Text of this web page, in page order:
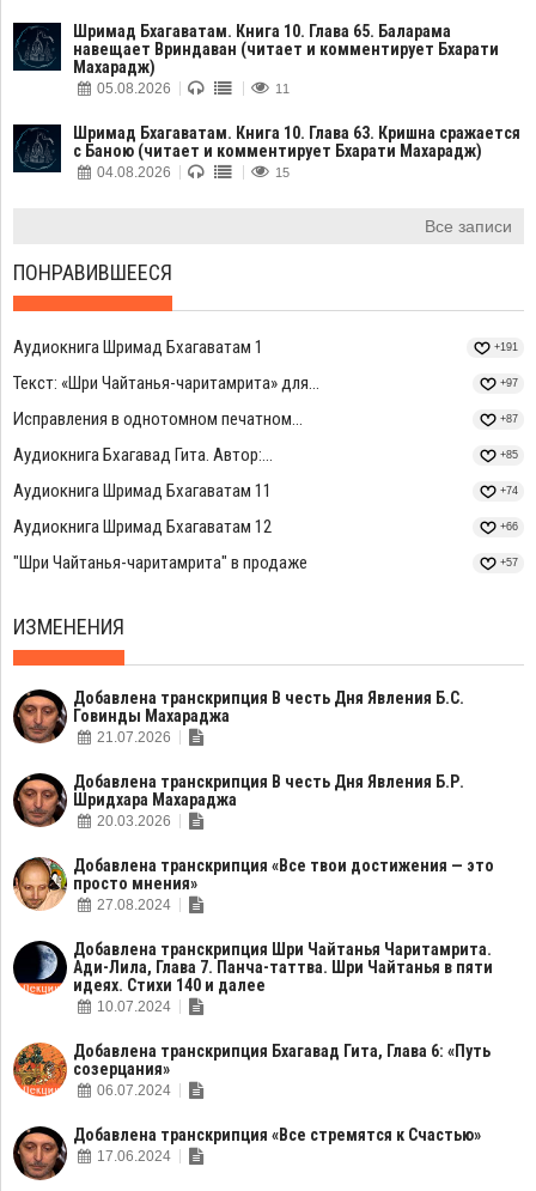
Шримад Бхагаватам. Книга 10. Глава 65. Баларама
навещает Вриндаван (читает и комментирует Бхарати
Махарадж)
05.08.2026 11
Шримад Бхагаватам. Книга 10. Глава 63. Кришна сражается
с Баною (читает и комментирует Бхарати Махарадж)
04.08.2026 15
Все записи
ПОНРАВИВШЕЕСЯ
Аудиокнига Шримад Бхагаватам 1 +191
Текст: «Шри Чайтанья-чаритамрита» для... +97
Исправления в однотомном печатном... +87
Аудиокнига Бхагавад Гита. Автор:... +85
Аудиокнига Шримад Бхагаватам 11 +74
Аудиокнига Шримад Бхагаватам 12 +66
"Шри Чайтанья-чаритамрита" в продаже +57
ИЗМЕНЕНИЯ
Добавлена транскрипция В честь Дня Явления Б.С.
Говинды Махараджа
21.07.2026
Добавлена транскрипция В честь Дня Явления Б.Р.
Шридхара Махараджа
20.03.2026
Добавлена транскрипция «Все твои достижения — это
просто мнения»
27.08.2024
Добавлена транскрипция Шри Чайтанья Чаритамрита.
Ади-Лила, Глава 7. Панча-таттва. Шри Чайтанья в пяти
идеях. Стихи 140 и далее
10.07.2024
Добавлена транскрипция Бхагавад Гита, Глава 6: «Путь
созерцания»
06.07.2024
Добавлена транскрипция «Все стремятся к Счастью»
17.06.2024